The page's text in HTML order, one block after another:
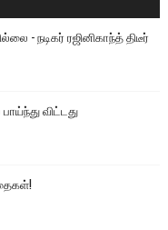
- நடிகர் ரஜினிகாந்த் திடீர்
விட்டது